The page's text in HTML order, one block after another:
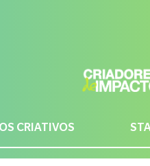
CRIATIVOS